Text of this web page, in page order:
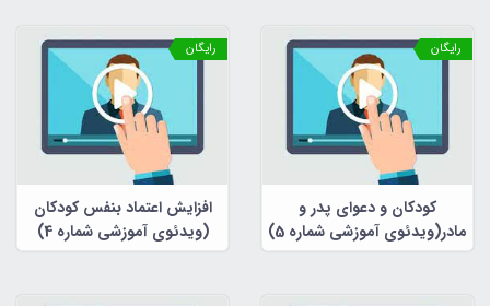
رایگان
کودکان و دعوای پدر و
مادر(ویدئوی آموزشی شماره 5)
رایگان
افزایش اعتماد بنفس کودکان
(ویدئوی آموزشی شماره 4)